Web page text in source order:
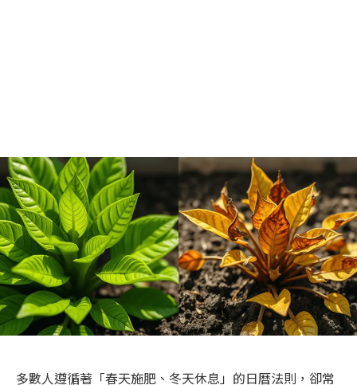
多數人遵循著「春天施肥、冬天休息」的日曆法則，卻常